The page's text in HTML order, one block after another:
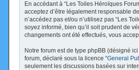
En accédant à “Les Toiles Héroïques
acceptez d’être légalement responsable
n’accédez pas et/ou n’utilisez pas “Les
soyez informé, bien qu’il soit prudent de
changements ont été effectués, vous
Notre forum est de type phpBB (désigné ici
forum, déclaré sous la licence “General
seulement les discussions basées sur